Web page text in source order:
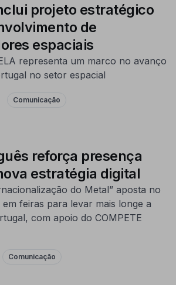
projeto estratégico
de
espaciais
representa um marco no avanço
no setor espacial
Comunicação
reforça presença
estratégia digital
do Metal” aposta no
em feiras para levar mais longe a
com apoio do COMPETE
Comunicação